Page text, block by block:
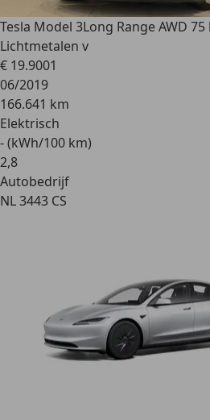
Tesla Model 3Long Range AWD
Lichtmetalen v
€ 19.9001
06/2019
166.641 km
Elektrisch
- (kWh/100 km)
2,8
Autobedrijf
NL 3443 CS